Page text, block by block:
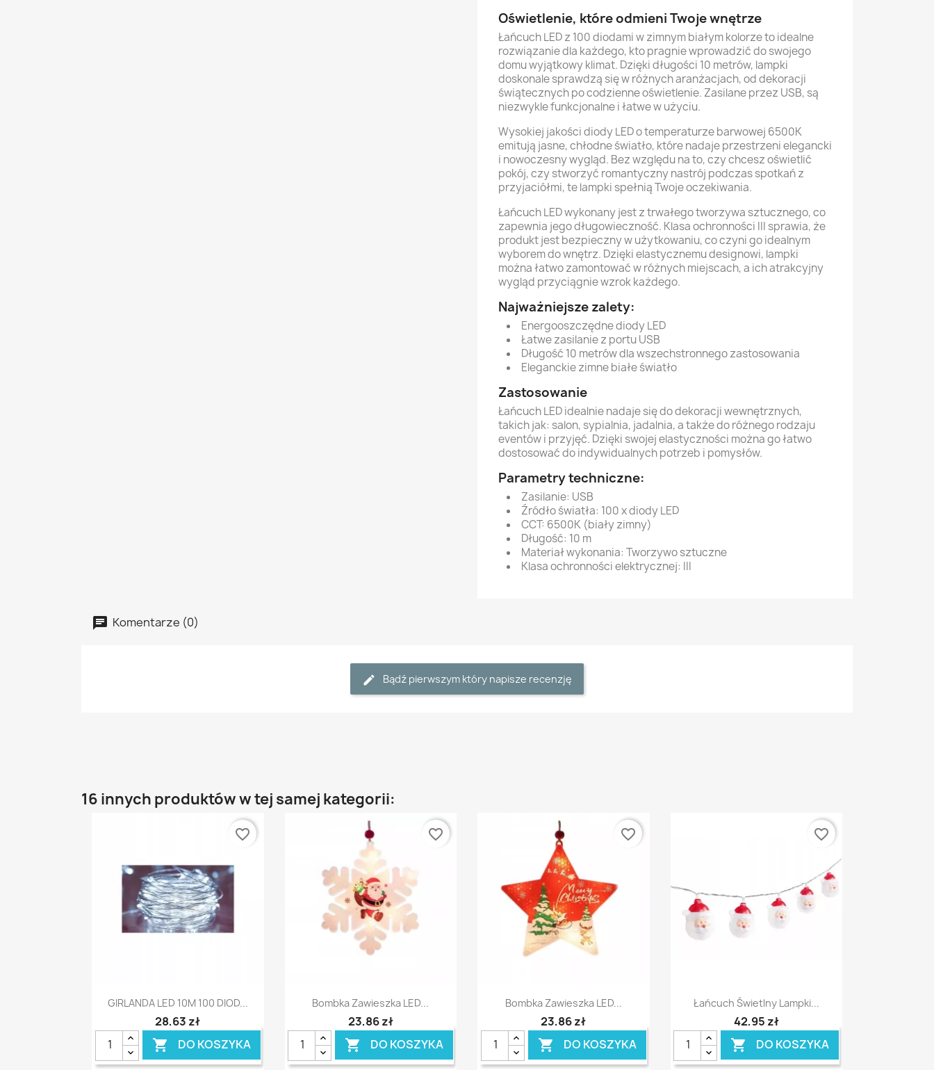
Oświetlenie, które odmieni Twoje wnętrze
Łańcuch LED z 100 diodami w zimnym białym kolorze to idealne
rozwiązanie dla każdego, kto pragnie wprowadzić do swojego
domu wyjątkowy klimat. Dzięki długości 10 metrów, lampki
doskonale sprawdzą się w różnych aranżacjach, od dekoracji
świątecznych po codzienne oświetlenie. Zasilane przez USB, są
niezwykle funkcjonalne i łatwe w użyciu.
Wysokiej jakości diody LED o temperaturze barwowej 6500K
emitują jasne, chłodne światło, które nadaje przestrzeni elegancki
i nowoczesny wygląd. Bez względu na to, czy chcesz oświetlić
pokój, czy stworzyć romantyczny nastrój podczas spotkań z
przyjaciółmi, te lampki spełnią Twoje oczekiwania.
Łańcuch LED wykonany jest z trwałego tworzywa sztucznego, co
zapewnia jego długowieczność. Klasa ochronności III sprawia, że
produkt jest bezpieczny w użytkowaniu, co czyni go idealnym
wyborem do wnętrz. Dzięki elastycznemu designowi, lampki
można łatwo zamontować w różnych miejscach, a ich atrakcyjny
wygląd przyciągnie wzrok każdego.
Najważniejsze zalety:
Energooszczędne diody LED
Łatwe zasilanie z portu USB
Długość 10 metrów dla wszechstronnego zastosowania
Eleganckie zimne białe światło
Zastosowanie
Łańcuch LED idealnie nadaje się do dekoracji wewnętrznych,
takich jak: salon, sypialnia, jadalnia, a także do różnego rodzaju
eventów i przyjęć. Dzięki swojej elastyczności można go łatwo
dostosować do indywidualnych potrzeb i pomysłów.
Parametry techniczne:
Zasilanie: USB
Źródło światła: 100 x diody LED
CCT: 6500K (biały zimny)
Długość: 10 m
Materiał wykonania: Tworzywo sztuczne
Klasa ochronności elektrycznej: III
Komentarze (0)
Bądź pierwszym który napisze recenzję
16 innych produktów w tej samej kategorii:
Szybki podgląd
GIRLANDA LED 10M 100 DIOD...
28,63 zł
 DO KOSZYKA
favorite_border
Szybki podgląd
Bombka Zawieszka LED...
23,86 zł
 DO KOSZYKA
favorite_border
Szybki podgląd
Bombka Zawieszka LED...
23,86 zł
 DO KOSZYKA
favorite_border
Szybki podgląd
Łańcuch Świetlny Lampki...
42,95 zł
 DO KOSZYKA
favorite_border